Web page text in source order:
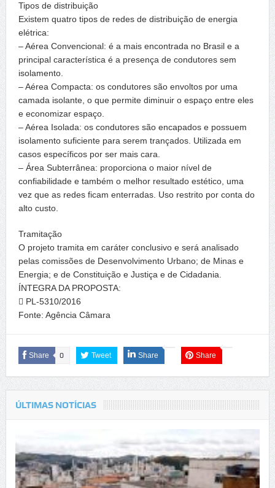
Tipos de distribuição
Existem quatro tipos de redes de distribuição de energia
elétrica:
– Aérea Convencional: é a mais encontrada no Brasil e a
principal característica é a presença de condutores sem
isolamento.
– Aérea Compacta: os condutores são envoltos por uma
camada isolante, o que permite diminuir o espaço entre eles
e economizar espaço.
– Aérea Isolada: os condutores são encapados e possuem
isolamento suficiente para serem trançados. Utilizada em
casos específicos por ser mais cara.
– Área Subterrânea: proporciona o maior nível de
confiabilidade e também o melhor resultado estético, uma
vez que as redes ficam enterradas. Uso restrito por conta do
alto custo.
Tramitação
O projeto tramita em caráter conclusivo e será analisado
pelas comissões de Desenvolvimento Urbano; de Minas e
Energia; e de Constituição e Justiça e de Cidadania.
ÍNTEGRA DA PROPOSTA:
 PL-5310/2016
Fonte: Agência Câmara
Share 0 Tweet Share Share
ÚLTIMAS NOTÍCIAS